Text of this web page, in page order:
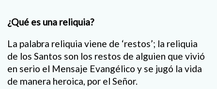
¿Qué es una reliquia?
La palabra reliquia viene de ‘restos’; la reliquia
de los Santos son los restos de alguien que vivió
en serio el Mensaje Evangélico y se jugó la vida
de manera heroica, por el Señor.